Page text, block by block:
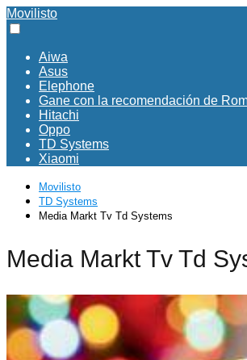
Movilisto
Aiwa
Asus
Elephone
Gane con la recomendación de
Hitachi
Oppo
TD Systems
Xiaomi
Movilisto
TD Systems
Media Markt Tv Td Systems
Media Markt Tv Td